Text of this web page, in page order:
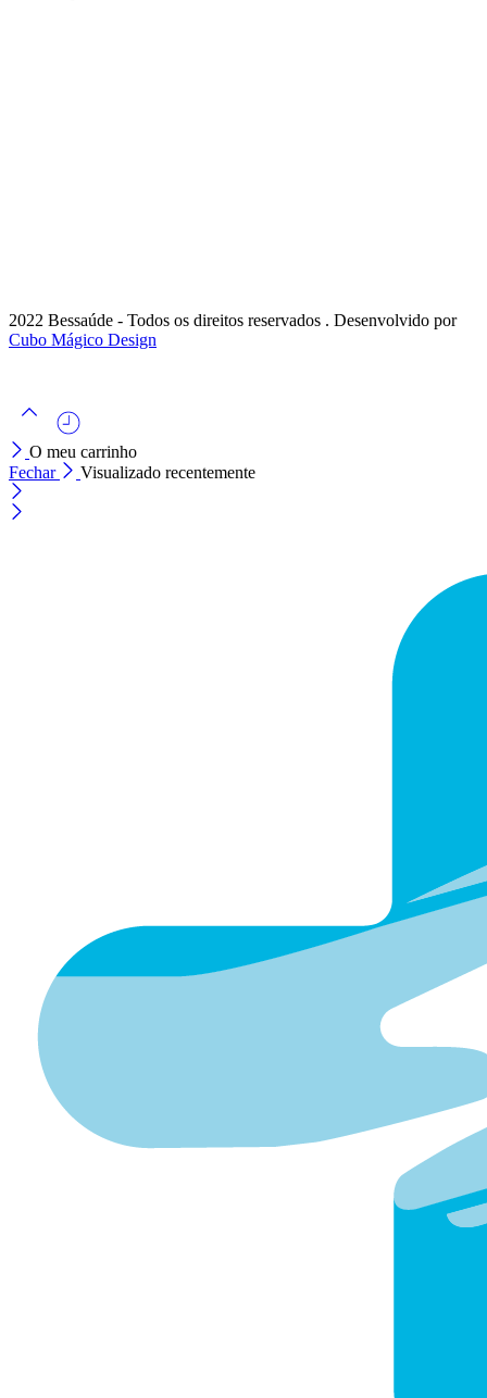
2022 Bessaúde - Todos os direitos reservados . Desenvolvido por
Cubo Mágico Design
O meu carrinho
Fechar
Visualizado recentemente